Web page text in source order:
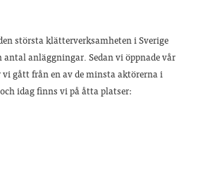
största klätterverksamheten i Sverige
anläggningar. Sedan vi öppnade vår
gått från en av de minsta aktörerna i
idag finns vi på åtta platser: